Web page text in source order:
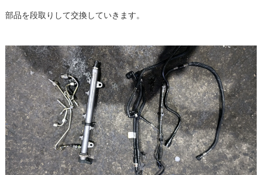
部品を段取りして交換していきます。